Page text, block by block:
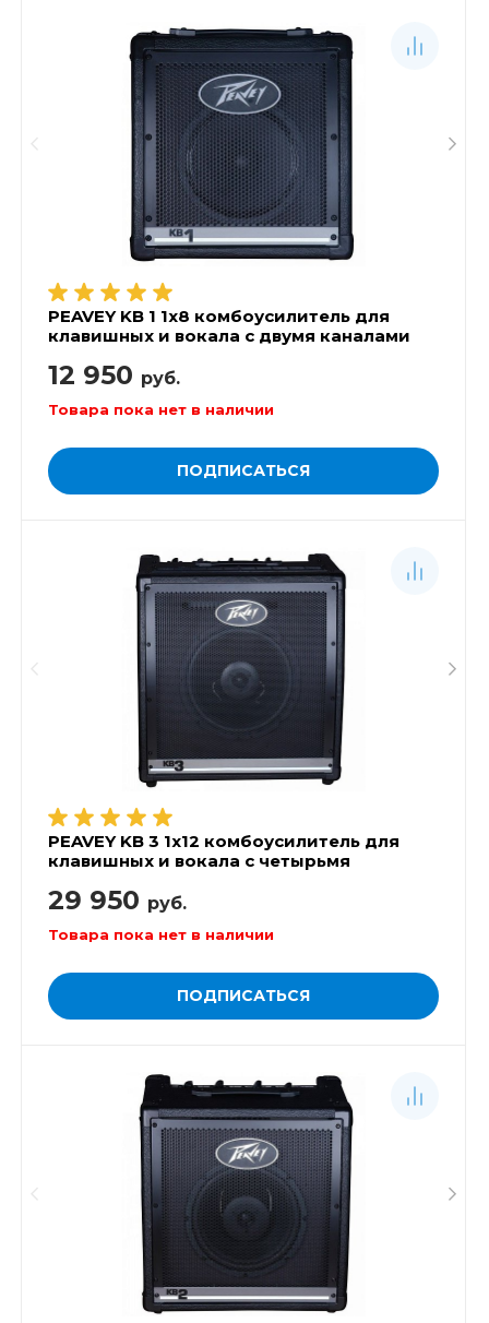
PEAVEY KB 1 1x8 комбоусилитель для
клавишных и вокала с двумя каналами
12 950 руб.
Товара пока нет в наличии
ПОДПИСАТЬСЯ
PEAVEY KB 3 1x12 комбоусилитель для
клавишных и вокала с четырьмя
29 950 руб.
Товара пока нет в наличии
ПОДПИСАТЬСЯ